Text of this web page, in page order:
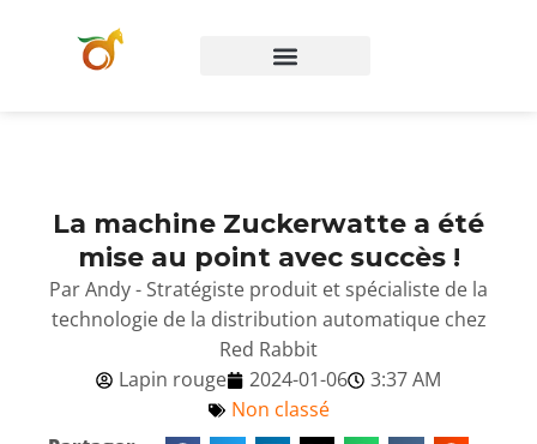
La machine Zuckerwatte a été
mise au point avec succès !
Par Andy - Stratégiste produit et spécialiste de la
technologie de la distribution automatique chez
Red Rabbit
Lapin rouge
2024-01-06
3:37 AM
Non classé